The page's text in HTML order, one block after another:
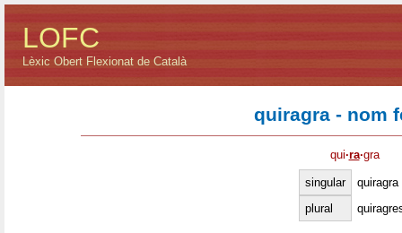
LOFC
Lèxic Obert Flexionat de Català
quiragra - nom
qui·ra·gra
singular
quiragra
plural